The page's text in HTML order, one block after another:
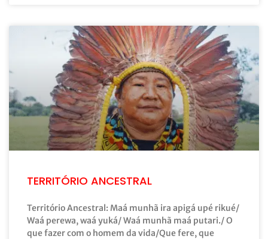
TERRITÓRIO ANCESTRAL
Território Ancestral: Maá munhã ira apigá upé rikué/
Waá perewa, waá yuká/ Waá munhã maá putari./ O
que fazer com o homem da vida/Que fere, que